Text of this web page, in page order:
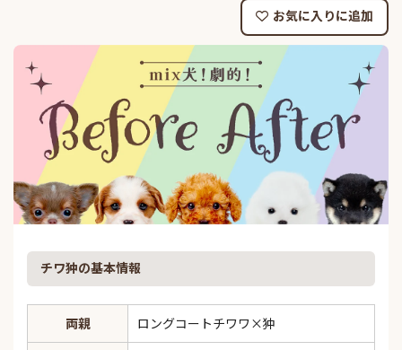
お気に入りに追加
チワ狆の基本情報
両親 ロングコートチワワ×狆